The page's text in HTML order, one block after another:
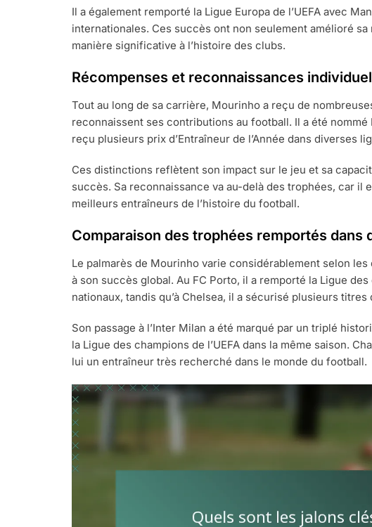
Il a également remporté la Ligue Europa de l’UEFA avec
internationales. Ces succès ont non seulement amélioré
manière significative à l’histoire des clubs.
Récompenses et reconnaissances
Tout au long de sa carrière, Mourinho a reçu de
reconnaissent ses contributions au football. Il a été nommé
reçu plusieurs prix d’Entraîneur de l’Année dans diverses
Ces distinctions reflètent son impact sur le jeu et sa
succès. Sa reconnaissance va au-delà des trophées, car il
meilleurs entraîneurs de l’histoire du football.
Comparaison des trophées remportés dans
Le palmarès de Mourinho varie considérablement selon
à son succès global. Au FC Porto, il a remporté la Ligue
nationaux, tandis qu’à Chelsea, il a sécurisé plusieurs
Son passage à l’Inter Milan a été marqué par un triplé
la Ligue des champions de l’UEFA dans la même saison.
lui un entraîneur très recherché dans le monde du football.